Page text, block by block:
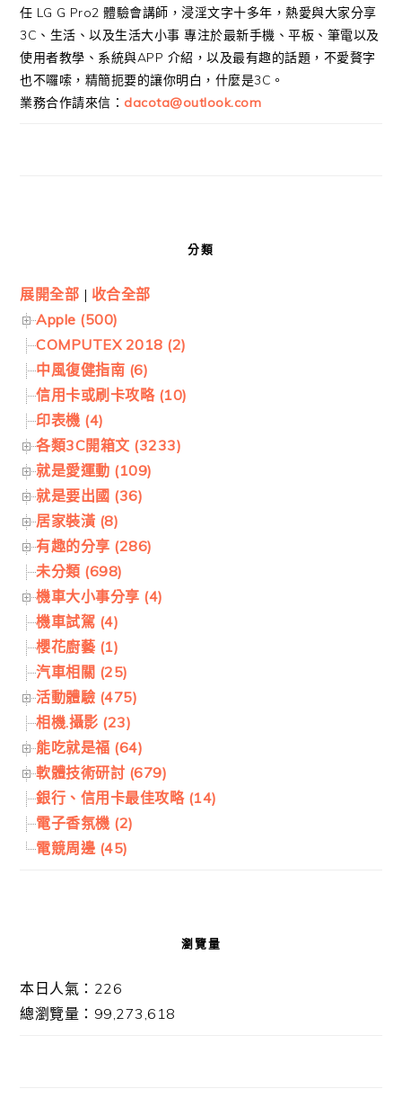
任 LG G Pro2 體驗會講師，浸淫文字十多年，熱愛與大家分享
3C、生活、以及生活大小事 專注於最新手機、平板、筆電以及
使用者教學、系統與APP 介紹，以及最有趣的話題，不愛贅字
也不囉嗦，精簡扼要的讓你明白，什麼是3C。
業務合作請來信： dacota@outlook.com
分類
展開全部 | 收合全部
Apple (500)
COMPUTEX 2018 (2)
中風復健指南 (6)
信用卡或刷卡攻略 (10)
印表機 (4)
各類3C開箱文 (3233)
就是愛運動 (109)
就是要出國 (36)
居家裝潢 (8)
有趣的分享 (286)
未分類 (698)
機車大小事分享 (4)
機車試駕 (4)
櫻花廚藝 (1)
汽車相關 (25)
活動體驗 (475)
相機.攝影 (23)
能吃就是福 (64)
軟體技術研討 (679)
銀行、信用卡最佳攻略 (14)
電子香氛機 (2)
電競周邊 (45)
瀏覽量
本日人氣：226
總瀏覽量：99,273,618